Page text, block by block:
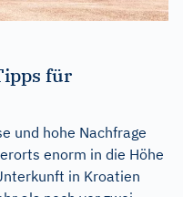
für
und hohe Nachfrage
enorm in die Höhe
in Kroatien